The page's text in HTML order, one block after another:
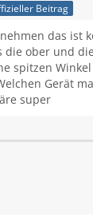
Beitrag
das ist
die ober und
spitzen
Gerät
super